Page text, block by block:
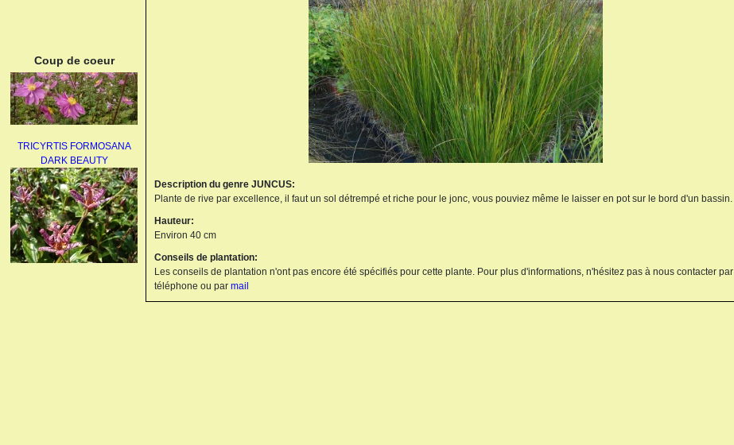
Coup de coeur
TRICYRTIS FORMOSANA
DARK BEAUTY
Description du genre JUNCUS:
Plante de rive par excellence, il faut un sol détrempé et riche pour le jonc, vous pouviez même le laisser en pot sur le bord d'un bassin.
Hauteur:
Environ 40 cm
Conseils de plantation:
Les conseils de plantation n'ont pas encore été spécifiés pour cette plante. Pour plus d'informations, n'hésitez pas à nous contacter par
téléphone ou par mail